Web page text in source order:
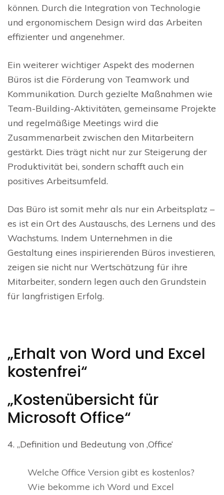
können. Durch die Integration von Technologie
und ergonomischem Design wird das Arbeiten
effizienter und angenehmer.
Ein weiterer wichtiger Aspekt des modernen
Büros ist die Förderung von Teamwork und
Kommunikation. Durch gezielte Maßnahmen wie
Team-Building-Aktivitäten, gemeinsame Projekte
und regelmäßige Meetings wird die
Zusammenarbeit zwischen den Mitarbeitern
gestärkt. Dies trägt nicht nur zur Steigerung der
Produktivität bei, sondern schafft auch ein
positives Arbeitsumfeld.
Das Büro ist somit mehr als nur ein Arbeitsplatz –
es ist ein Ort des Austauschs, des Lernens und des
Wachstums. Indem Unternehmen in die
Gestaltung eines inspirierenden Büros investieren,
zeigen sie nicht nur Wertschätzung für ihre
Mitarbeiter, sondern legen auch den Grundstein
für langfristigen Erfolg.
„Erhalt von Word und Excel
kostenfrei“
„Kostenübersicht für
Microsoft Office“
4. „Definition und Bedeutung von ‚Office‘
Welche Office Version gibt es kostenlos?
Wie bekomme ich Word und Excel